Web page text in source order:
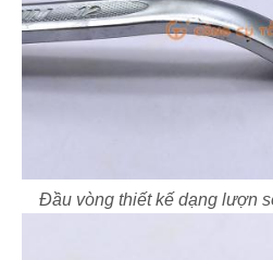
Đầu vòng thiết kế dạng lượn